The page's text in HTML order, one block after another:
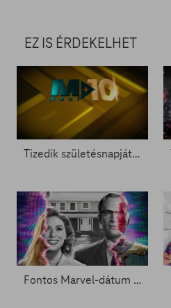
EZ IS ÉRDEKELHET
Tizedik születésnapját ünnepli a Mozi+
Fontos Marvel-dátum a láthatáron - Zacc nélkül 2081.